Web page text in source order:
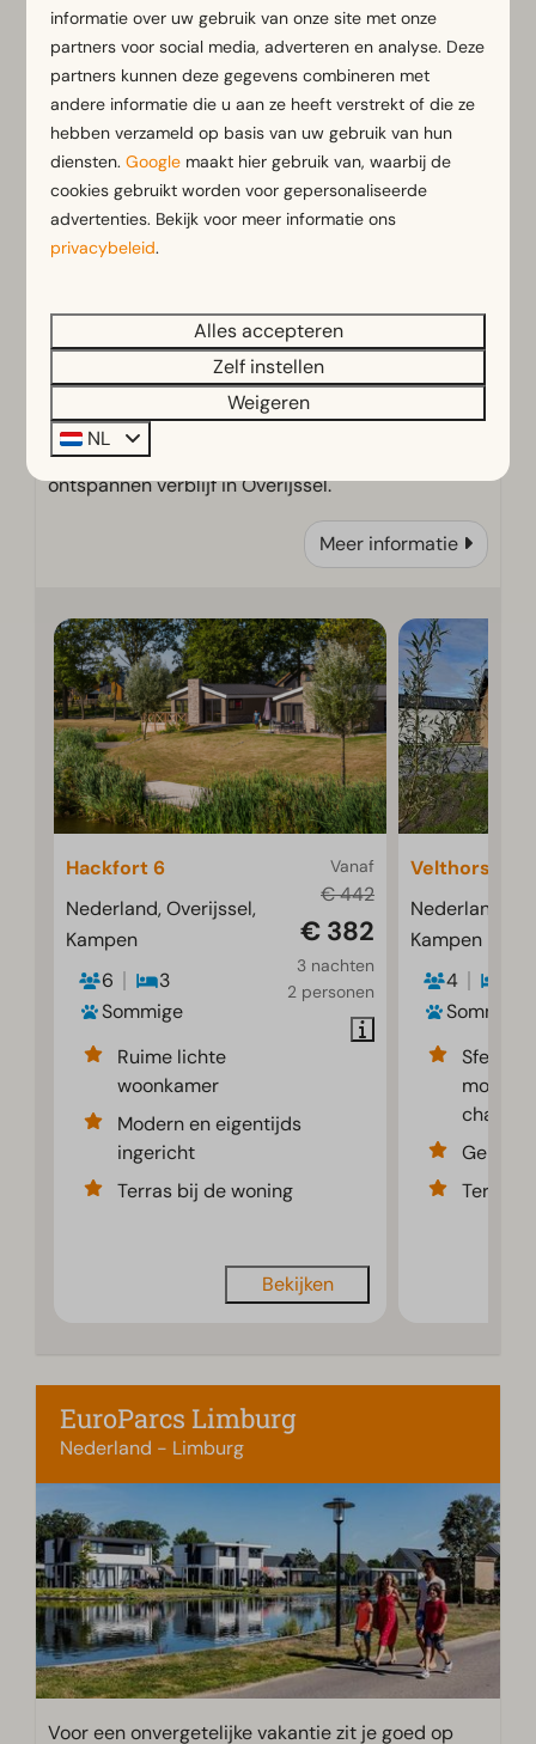
EuroParcs De IJssel Eilanden
Nederland - Overijssel
Ontdek EuroParcs De IJssel Eilanden: een
waterrijk vakantiepark in Kampen met
comfortabele vakantiehuizen voor een
ontspannen verblijf in Overijssel.
Meer informatie
Vanaf
€ 442
€ 382
3 nachten
2 personen
Hackfort 6
Nederland, Overijssel,
Kampen
6
3
Sommige
Ruime lichte
woonkamer
Modern en eigentijds
ingericht
Terras bij de woning
Bekijken
Velthorst 4
Nederland,
Kampen
4
Sommige
chalet
Terras
EuroParcs Limburg
Nederland - Limburg
Voor een onvergetelijke vakantie zit je goed op
informatie over uw gebruik van onze site met onze
partners voor social media, adverteren en analyse. Deze
partners kunnen deze gegevens combineren met
andere informatie die u aan ze heeft verstrekt of die ze
hebben verzameld op basis van uw gebruik van hun
diensten.Google maakt hier gebruik van, waarbij de
cookies gebruikt worden voor gepersonaliseerde
advertenties. Bekijk voor meer informatie ons
privacybeleid.
Alles accepteren
Zelf instellen
Weigeren
NL